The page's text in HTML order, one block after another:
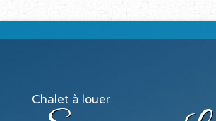
Chalet à louer